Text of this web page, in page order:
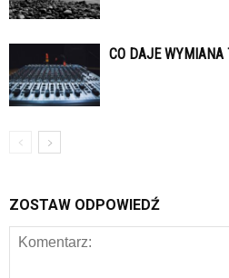
CO DAJE WYMIANA
ZOSTAW ODPOWIEDŹ